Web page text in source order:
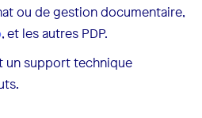
ou de gestion documentaire,
, et les autres PDP.
un support technique